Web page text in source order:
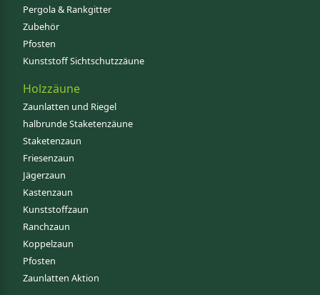
Pergola & Rankgitter
Zubehör
Pfosten
Kunststoff Sichtschutzzäune
Holzzäune
Zaunlatten und Riegel
halbrunde Staketenzäune
Staketenzaun
Friesenzaun
Jägerzaun
Kastenzaun
Kunststoffzaun
Ranchzaun
Koppelzaun
Pfosten
Zaunlatten Aktion